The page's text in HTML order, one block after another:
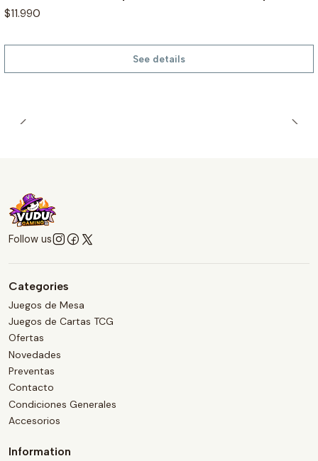
$11.990
See details
Follow us
Categories
Juegos de Mesa
Juegos de Cartas TCG
Ofertas
Novedades
Preventas
Contacto
Condiciones Generales
Accesorios
Information